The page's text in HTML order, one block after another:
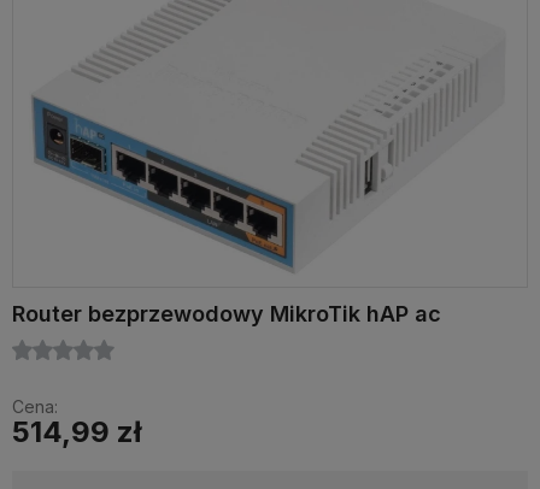
Router bezprzewodowy MikroTik hAP ac
Cena:
514,99 zł